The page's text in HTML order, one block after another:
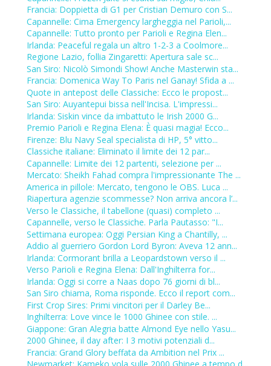
Francia: Doppietta di G1 per Cristian Demuro con S...
Capannelle: Cima Emergency largheggia nel Parioli,...
Capannelle: Tutto pronto per Parioli e Regina Elen...
Irlanda: Peaceful regala un altro 1-2-3 a Coolmore...
Regione Lazio, follia Zingaretti: Apertura sale sc...
San Siro: Nicolò Simondi Show! Anche Masterwin sta...
Francia: Domenica Way To Paris nel Ganay! Sfida a ...
Quote in antepost delle Classiche: Ecco le propost...
San Siro: Auyantepui bissa nell'Incisa. L'impressi...
Irlanda: Siskin vince da imbattuto le Irish 2000 G...
Premio Parioli e Regina Elena: È quasi magia! Ecco...
Firenze: Blu Navy Seal specialista di HP, 5° vitto...
Classiche italiane: Eliminato il limite dei 12 par...
Capannelle: Limite dei 12 partenti, selezione per ...
Mercato: Sheikh Fahad compra l'impressionante The ...
America in pillole: Mercato, tengono le OBS. Luca ...
Riapertura agenzie scommesse? Non arriva ancora l’...
Verso le Classiche, il tabellone (quasi) completo ...
Capannelle, verso le Classiche. Parla Pautasso: "I...
Settimana europea: Oggi Persian King a Chantilly, ...
Addio al guerriero Gordon Lord Byron: Aveva 12 ann...
Irlanda: Cormorant brilla a Leopardstown verso il ...
Verso Parioli e Regina Elena: Dall'Inghilterra for...
Irlanda: Oggi si corre a Naas dopo 76 giorni di bl...
San Siro chiama, Roma risponde. Ecco il report com...
First Crop Sires: Primi vincitori per il Darley Be...
Inghilterra: Love vince le 1000 Ghinee con stile. ...
Giappone: Gran Alegria batte Almond Eye nello Yasu...
2000 Ghinee, il day after: I 3 motivi potenziali d...
Francia: Grand Glory beffata da Ambition nel Prix ...